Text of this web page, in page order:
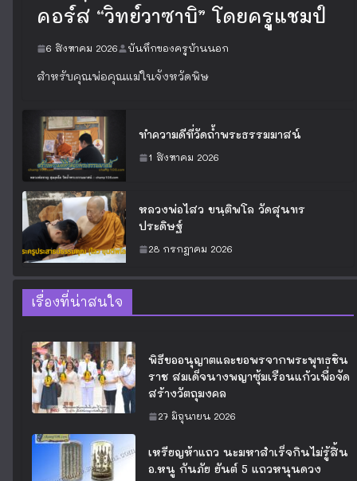
คอร์ส “วิทย์วาซาบิ” โดยครูแชมป์
6 สิงหาคม 2026 บันทึกของครูบ้านนอก
สำหรับคุณพ่อคุณแม่ในจังหวัดพิษ
ทำความดีที่วัดถ้ำพระธรรมมาสน์
1 สิงหาคม 2026
หลวงพ่อไสว ขนฺติพโล วัดสุนทร
ประดิษฐ์
28 กรกฎาคม 2026
เรื่องที่น่าสนใจ
พิธีขออนุญาตและขอพรจากพระพุทธชิน
ราช สมเด็จนางพญาซุ้มเรือนแก้วเพื่อจัด
สร้างวัตถุมงคล
27 มิถุนายน 2026
เหรียญห้าแถว นะมหาสำเร็จกินไม่รู้สิ้น
อ.หนู กันภัย ยันต์ 5 แถวหนุนดวง